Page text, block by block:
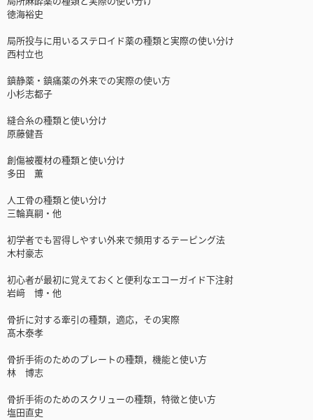
徳海裕史
局所投与に用いるステロイド薬の種類と実際の使い分け
西村立也
鎮静薬・鎮痛薬の外来での実際の使い方
小杉志都子
縫合糸の種類と使い分け
原藤健吾
創傷被覆材の種類と使い分け
多田 薫
人工骨の種類と使い分け
三輪真嗣・他
初学者でも習得しやすい外来で頻用するテーピング法
木村豪志
初心者が最初に覚えておくと便利なエコーガイド下注射
岩﨑 博・他
骨折に対する牽引の種類，適応，その実際
髙木泰孝
骨折手術のためのプレートの種類，機能と使い方
林 博志
骨折手術のためのスクリューの種類，特徴と使い方
塩田直史